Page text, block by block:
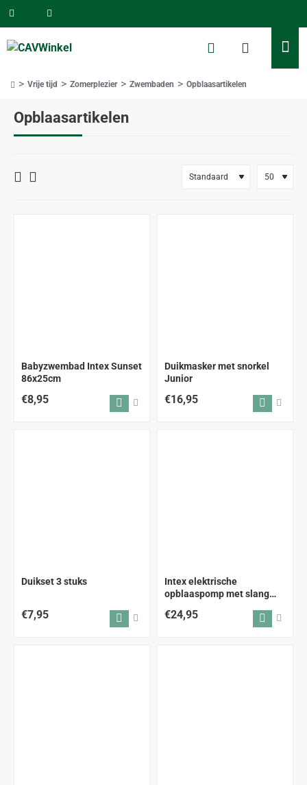
Opblaasartikelen
Vrije tijd Zomerplezier Zwembaden Opblaasartikelen
Babyzwembad Intex Sunset
86x25cm
€8,95
Duikmasker met snorkel
Junior
€16,95
Duikset 3 stuks
€7,95
Intex elektrische
opblaaspomp met slang
€24,95